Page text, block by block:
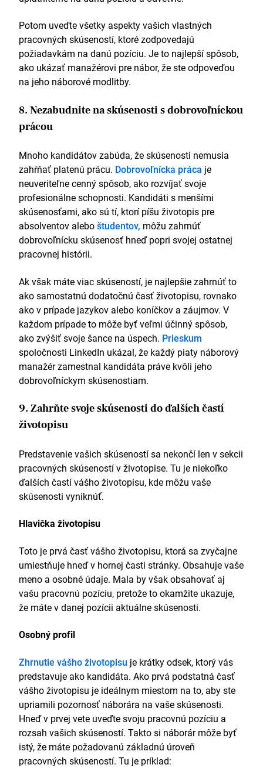
Potom uveďte všetky aspekty vašich vlastných
pracovných skúseností, ktoré zodpovedajú
požiadavkám na danú pozíciu. Je to najlepší spôsob,
ako ukázať manažérovi pre nábor, že ste odpoveďou
na jeho náborové modlitby.
8. Nezabudnite na skúsenosti s dobrovoľníckou
prácou
Mnoho kandidátov zabúda, že skúsenosti nemusia
zahŕňať platenú prácu. Dobrovoľnícka práca je
neuveriteľne cenný spôsob, ako rozvíjať svoje
profesionálne schopnosti. Kandidáti s menšími
skúsenosťami, ako sú tí, ktorí píšu životopis pre
absolventov aleboštudentov, môžu zahrnúť
dobrovoľnícku skúsenosť hneď popri svojej ostatnej
pracovnej histórii.
Ak však máte viac skúseností, je najlepšie zahrnúť to
ako samostatnú dodatočnú časť životopisu, rovnako
ako v prípade jazykov alebo koníčkov a záujmov. V
každom prípade to môže byť veľmi účinný spôsob,
ako zvýšiť svoje šance na úspech. Prieskum
spoločnosti LinkedIn ukázal, že každý piaty náborový
manažér zamestnal kandidáta práve kvôli jeho
dobrovoľníckym skúsenostiam.
9. Zahrňte svoje skúsenosti do ďalších častí
životopisu
Predstavenie vašich skúseností sa nekončí len v sekcii
pracovných skúseností v životopise. Tu je niekoľko
ďalších častí vášho životopisu, kde môžu vaše
skúsenosti vyniknúť.
Hlavička životopisu
Toto je prvá časť vášho životopisu, ktorá sa zvyčajne
umiestňuje hneď v hornej časti stránky. Obsahuje vaše
meno a osobné údaje. Mala by však obsahovať aj
vašu pracovnú pozíciu, pretože to okamžite ukazuje,
že máte v danej pozícii aktuálne skúsenosti.
Osobný profil
Zhrnutie vášho životopisu je krátky odsek, ktorý vás
predstavuje ako kandidáta. Ako prvá podstatná časť
vášho životopisu je ideálnym miestom na to, aby ste
upriamili pozornosť náborára na vaše skúsenosti.
Hneď v prvej vete uveďte svoju pracovnú pozíciu a
rozsah vašich skúseností. Takto si náborár môže byť
istý, že máte požadovanú základnú úroveň
pracovných skúseností. Tu je príklad: